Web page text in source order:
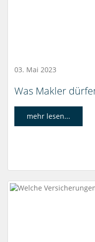
03. Mai 2023
Was Makler
mehr lesen...